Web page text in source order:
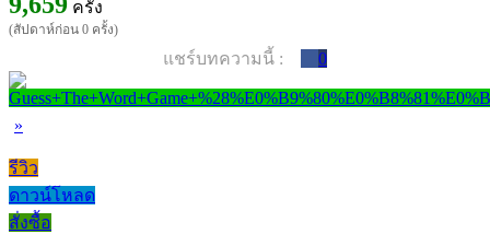
ครั้ง
(สัปดาห์ก่อน 0 ครั้ง)
แชร์บทความนี้ : 0
»
รีวิว
ดาวน์โหลด
สั่งซื้อ